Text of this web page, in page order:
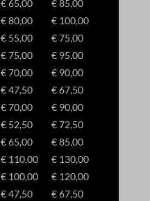
€ 65,00
€ 85,00
€ 80,00
€ 100,00
€ 55,00
€ 75,00
€ 75,00
€ 95,00
€ 70,00
€ 90,00
€ 47,50
€ 67,50
€ 70,00
€ 90,00
€ 52,50
€ 72,50
€ 65,00
€ 85,00
€ 110,00
€ 130,00
€ 100,00
€ 120,00
€ 47,50
€ 67,50